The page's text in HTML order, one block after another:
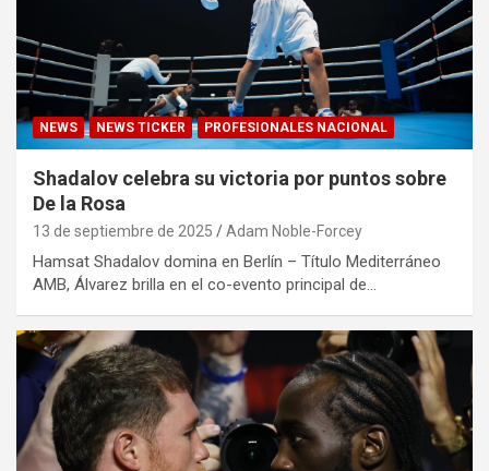
NEWS NEWS TICKER PROFESIONALES NACIONAL
Shadalov celebra su victoria por puntos sobre
De la Rosa
13 de septiembre de 2025 Adam Noble-Forcey
Hamsat Shadalov domina en Berlín – Título Mediterráneo
AMB, Álvarez brilla en el co-evento principal de…